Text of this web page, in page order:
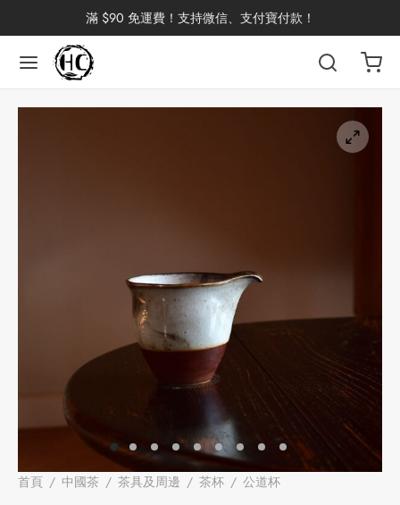
滿 $90 免運費！支持微信、支付寶付款！
首頁 / 中國茶 / 茶具及周邊 / 茶杯 / 公道杯
返回
返回
返回
返回
返回
返回
返回
返回
儲
返回